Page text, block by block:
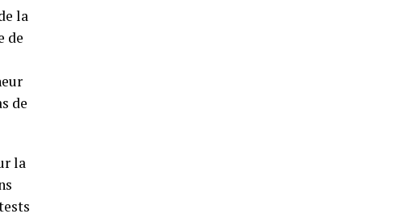
la
de
de
la